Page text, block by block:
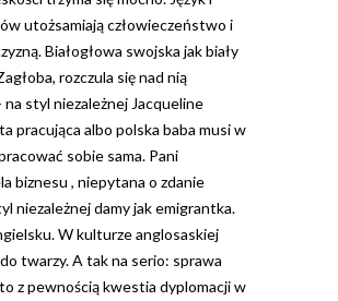
utożsamiają człowieczeństwo i
Białogłowa swojska jak biały
rozczula się nad nią
styl niezależnej Jacqueline
pracująca albo polska baba musi w
sobie sama. Pani
biznesu , niepytana o zdanie
niezależnej damy jak emigrantka.
W kulturze anglosaskiej
twarzy. A tak na serio: sprawa
z pewnością kwestia dyplomacji w